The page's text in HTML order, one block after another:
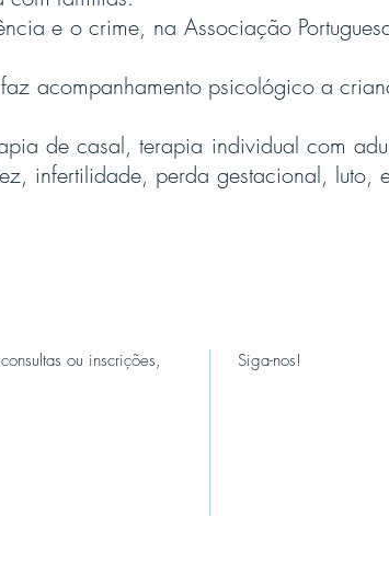
e o crime, na Associação
acompanhamento psicológico a
de casal, terapia individual com
infertilidade, perda gestacional, luto,
ou inscrições,
Siga-nos!